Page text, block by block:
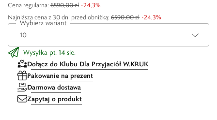
Najniższa cena z 30 dni przed obniżką: 6590,00 zł -24,3%
Cena regularna: 6590,00 zł -24,3%
Wybierz wariant
Wysyłka pt. 14 sie.
Dołącz do Klubu Dla Przyjaciół W.KRUK
Pakowanie na prezent
Darmowa dostawa
Zapytaj o produkt